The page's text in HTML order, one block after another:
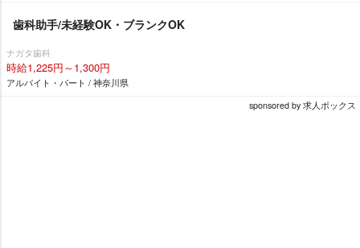
歯科助手/未経験OK・ブランクOK
ナガタ歯科
時給1,225円～1,300円
アルバイト・パート / 神奈川県
sponsored by 求人ボックス